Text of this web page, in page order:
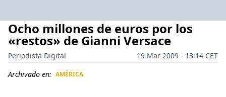
Ocho millones de euros por los
«restos» de Gianni Versace
Periodista Digital
19 Mar 2009 - 13:14 CET
Archivado en: AMÉRICA